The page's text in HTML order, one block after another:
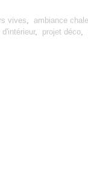
vives, ambiance
, projet déco,